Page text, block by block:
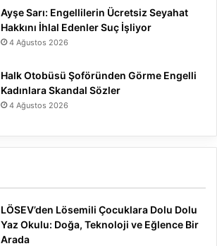
Ayşe Sarı: Engellilerin Ücretsiz Seyahat
Hakkını İhlal Edenler Suç İşliyor
4 Ağustos 2026
Halk Otobüsü Şoföründen Görme Engelli
Kadınlara Skandal Sözler
4 Ağustos 2026
LÖSEV’den Lösemili Çocuklara Dolu Dolu
Yaz Okulu: Doğa, Teknoloji ve Eğlence Bir
Arada